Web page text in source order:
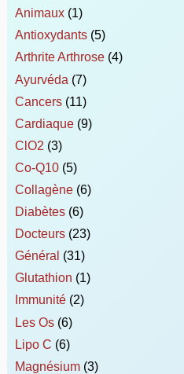
Animaux(1)
Antioxydants(5)
Arthrite Arthrose(4)
Ayurvéda (7)
Cancers(11)
Cardiaque(9)
ClO2 (3)
Co-Q10(5)
Collagène(6)
Diabètes(6)
Docteurs(23)
Général (31)
Glutathion (1)
Immunité(2)
Les Os(6)
Lipo C (6)
Magnésium(3)